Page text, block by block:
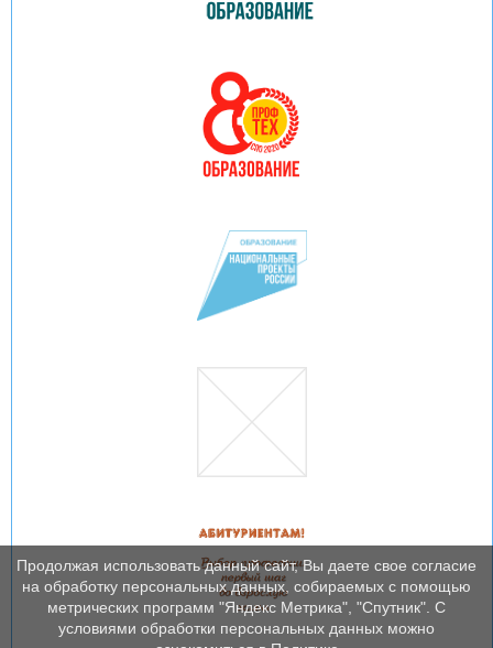
Продолжая использовать данный сайт, Вы даете свое согласие
на обработку персональных данных, собираемых с помощью
метрических программ "Яндекс Метрика", "Спутник". С
условиями обработки персональных данных можно